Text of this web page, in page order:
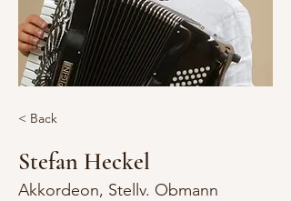
< Back
Stefan Heckel
Akkordeon, Stellv. Obmann